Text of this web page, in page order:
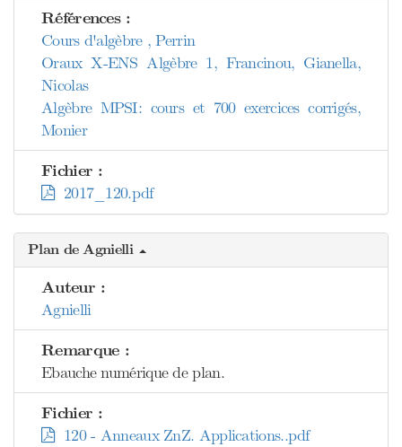
Références :
Cours d'algèbre , Perrin
Oraux X-ENS Algèbre 1, Francinou, Gianella,
Nicolas
Algèbre MPSI: cours et 700 exercices corrigés,
Monier
Fichier :
2017_120.pdf
Plan de Agnielli
Auteur :
Agnielli
Remarque :
Ebauche numérique de plan.
Fichier :
120 - Anneaux ZnZ. Applications..pdf